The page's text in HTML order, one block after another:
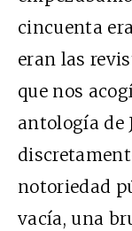
cincuenta
eran las
que nos
antología de
notoriedad
vacía, una